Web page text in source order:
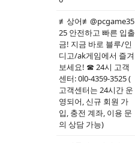
≢상어≢@pcgame35
25 안전하고 빠른 입출
금! 지금 바로 블루/인
디고/ak게임에서 즐겨
보세요! ☎ 24시 고객
센터: 0l0-4359-3525 (
고객센터는 24시간 운
영되어, 신규 회원 가
입, 충전 계좌, 이용 문
의 상담 가능)